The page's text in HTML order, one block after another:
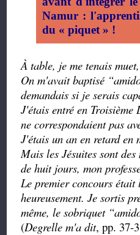
Namur :
du « piquet » !
À table, je me tenais
On m'avait baptisé
demandais si je serais
J'étais entré en Troisième
ne correspondaient pas
J'étais un an en retard en
Mais les Jésuites sont
de huit jours, mon
Le premier concours
heureusement. Je sortis
même, le sobriquet “
(Degrelle m'a dit, pp. 37-